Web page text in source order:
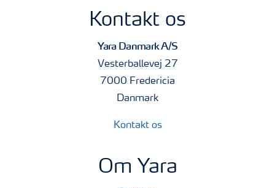
Kontakt os
Yara Danmark A/S
Vesterballevej 27
7000 Fredericia
Danmark
Kontakt os
Om Yara